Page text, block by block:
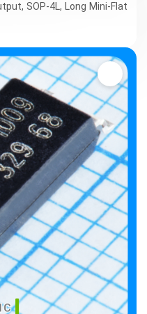
SOP-4L, Long Mini-Flat